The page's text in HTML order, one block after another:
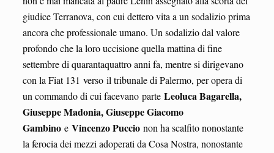
giudice Terranova, con cui dettero vita a un sodalizio prima
ancora che professionale umano. Un sodalizio dal valore
profondo che la loro uccisione quella mattina di fine
settembre di quarantaquattro anni fa, mentre si dirigevano
con la Fiat 131 verso il tribunale di Palermo, per opera di
un commando di cui facevano parte Leoluca Bagarella,
Giuseppe Madonia, Giuseppe Giacomo
Gambinoe Vincenzo Puccionon ha scalfito nonostante
la ferocia dei mezzi adoperati da Cosa Nostra, nonostante